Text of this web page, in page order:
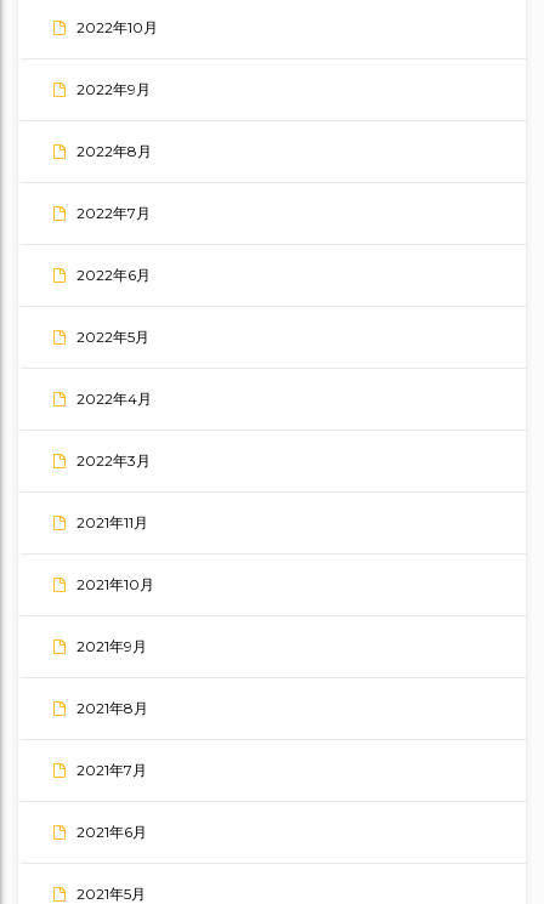
2022年10月
2022年9月
2022年8月
2022年7月
2022年6月
2022年5月
2022年4月
2022年3月
2021年11月
2021年10月
2021年9月
2021年8月
2021年7月
2021年6月
2021年5月